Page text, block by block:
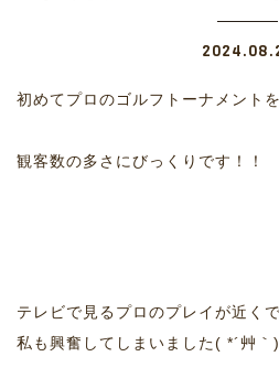
初めてプロのゴルフトーナメント
観客数の多さにびっくりです！！
テレビで見るプロのプレイが近く
私も興奮してしまいました( *´艸｀)